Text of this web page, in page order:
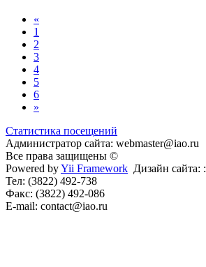
«
1
2
3
4
5
6
»
Статистика посещений
Администратор сайта: webmaster@iao.ru
Все права защищены ©
Powered byYii Framework Дизайн сайта: :
Тел: (3822) 492-738
Факс: (3822) 492-086
E-mail: contact@iao.ru